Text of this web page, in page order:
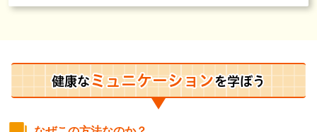
健康なミュニケーションを学ぼう